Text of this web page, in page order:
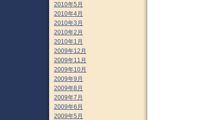
2010年5月
2010年4月
2010年3月
2010年2月
2010年1月
2009年12月
2009年11月
2009年10月
2009年9月
2009年8月
2009年7月
2009年6月
2009年5月